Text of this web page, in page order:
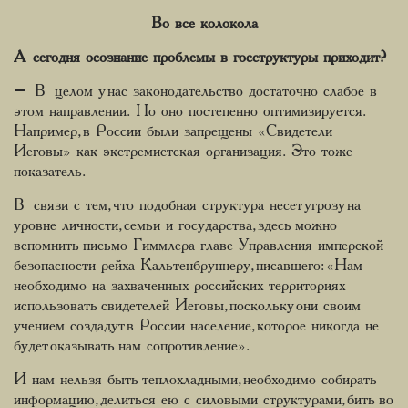
Во все колокола
А сегодня осознание проблемы в госструктуры приходит?
– В целом у нас законодательство достаточно слабое в
этом направлении. Но оно постепенно оптимизируется.
Например, в России были запрещены «Свидетели
Иеговы» как экстремистская организация. Это тоже
показатель.
В связи с тем, что подобная структура несет угрозу на
уровне личности, семьи и государства, здесь можно
вспомнить письмо Гиммлера главе Управления имперской
безопасности рейха Кальтенбруннеру, писавшего: «Нам
необходимо на захваченных российских территориях
использовать свидетелей Иеговы, поскольку они своим
учением создадут в России население, которое никогда не
будет оказывать нам сопротивление».
И нам нельзя быть теплохладными, необходимо собирать
информацию, делиться ею с силовыми структурами, бить во